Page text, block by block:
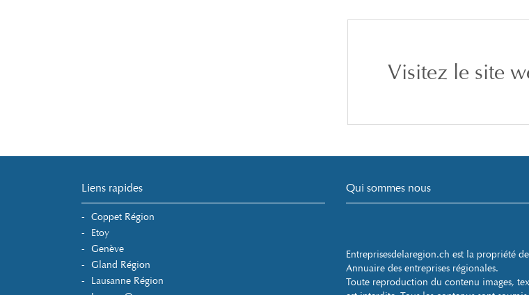
Visitez le site
Liens rapides
Coppet Région
Etoy
Genève
Gland Région
Lausanne Région
Qui sommes nous
Entreprisesdelaregion.ch est la propriété de
Annuaire des entreprises régionales.
Toute reproduction du contenu images,